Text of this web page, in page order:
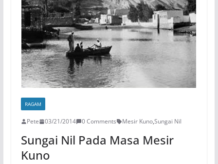
RAGAM
Pete 03/21/2014 0 Comments Mesir Kuno,Sungai Nil
Sungai Nil Pada Masa Mesir
Kuno